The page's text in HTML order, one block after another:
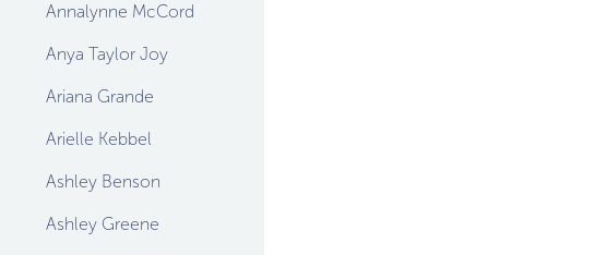
Annalynne McCord
Anya Taylor Joy
Ariana Grande
Arielle Kebbel
Ashley Benson
Ashley Greene